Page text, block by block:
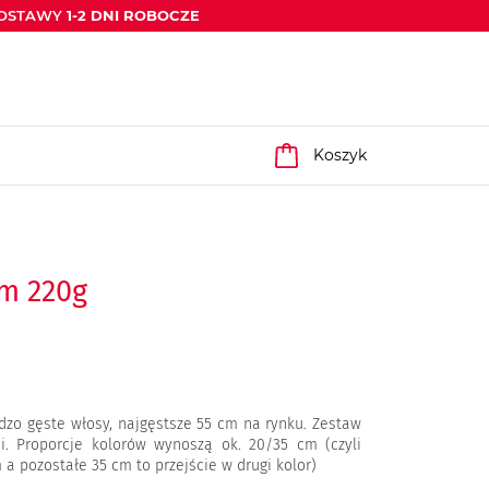
1-2 DNI ROBOCZE
Koszyk
220g
gęste włosy, najgęstsze 55 cm na rynku. Zestaw
Proporcje kolorów wynoszą ok. 20/35 cm (czyli
pozostałe 35 cm to przejście w drugi kolor)